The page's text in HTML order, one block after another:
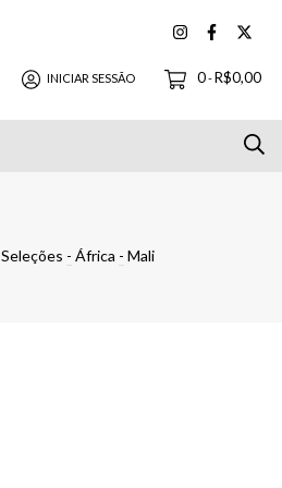
INICIAR SESSÃO 0-R$0,00
Seleções - África - Mali